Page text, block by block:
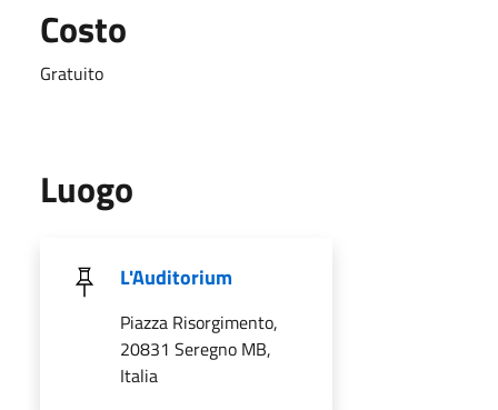
Costo
Gratuito
Luogo
L'Auditorium
Piazza Risorgimento,
20831 Seregno MB,
Italia